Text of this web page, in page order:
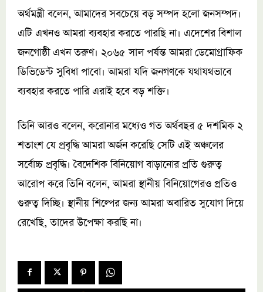
অর্থমন্ত্রী বলেন, আমাদের সবচেয়ে বড় সম্পদ হলো জনসম্পদ।
এটি এখনও আমরা ব্যবহার করতে পারছি না। এদেশের বিশাল
জনগোষ্ঠী এখন তরুণ। ২০৬৫ সাল পর্যন্ত আমরা ডেমোগ্রাফিক
ডিভিডেন্ট সুবিধা পাবো। আমরা যদি জনগণকে যথাযথভাবে
ব্যবহার করতে পারি এরাই হবে বড় শক্তি।
তিনি আরও বলেন, করোনার মধ্যেও গত অর্থবছর ৫ দশমিক ২
শতাংশ যে প্রবৃদ্ধি আমরা অর্জন করেছি সেটি এই অঞ্চলের
সর্বোচ্চ প্রবৃদ্ধি। বৈদেশিক বিনিয়োগ বাড়ানোর প্রতি গুরুত্ব
আরোপ করে তিনি বলেন, আমরা স্থানীয় বিনিয়োগেরও প্রতিও
গুরুত্ব দিচ্ছি। স্থানীয় শিল্পের জন্য আমরা অবারিত সুযোগ দিয়ে
রেখেছি, তাদের উপেক্ষা করছি না।